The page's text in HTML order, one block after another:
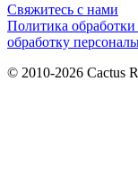
Свяжитесь с нами
Политика
обработку
© 2010-2026 Cactus